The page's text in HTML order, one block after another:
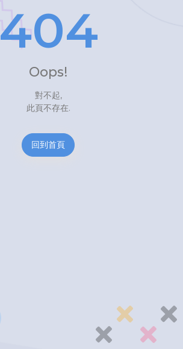
404
Oops!
對不起,
此頁不存在.
回到首頁